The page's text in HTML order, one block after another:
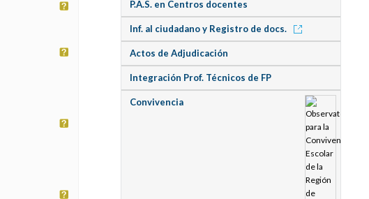
P.A.S. en Centros docentes
Inf. al ciudadano y Registro de docs.
Actos de Adjudicación
Integración Prof. Técnicos de FP
Convivencia